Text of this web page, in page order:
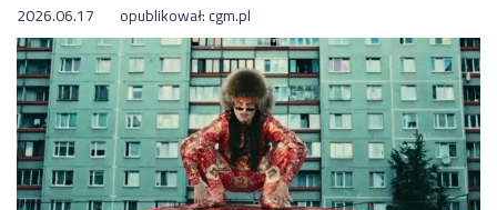
2026.06.17 opublikował:cgm.pl